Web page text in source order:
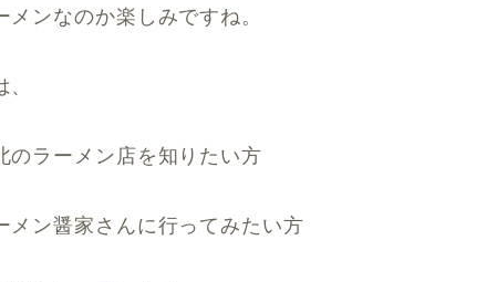
メンなのか楽しみですね。
ラーメン店を知りたい方
ン醤家さんに行ってみたい方